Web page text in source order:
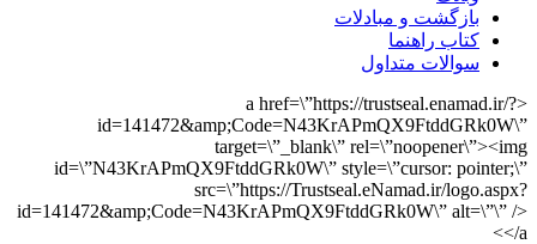
بازگشت و مبادلات
کتاب راهنما
سوالات متداول
<a href=\”https://trustseal.enamad.ir/?
id=141472&amp;Code=N43KrAPmQX9FtddGRk0W\”
target=\”_blank\” rel=\”noopener\”><img
id=\”N43KrAPmQX9FtddGRk0W\” style=\”cursor: pointer;\”
src=\”https://Trustseal.eNamad.ir/logo.aspx?
id=141472&amp;Code=N43KrAPmQX9FtddGRk0W\” alt=\”\” />
</a>